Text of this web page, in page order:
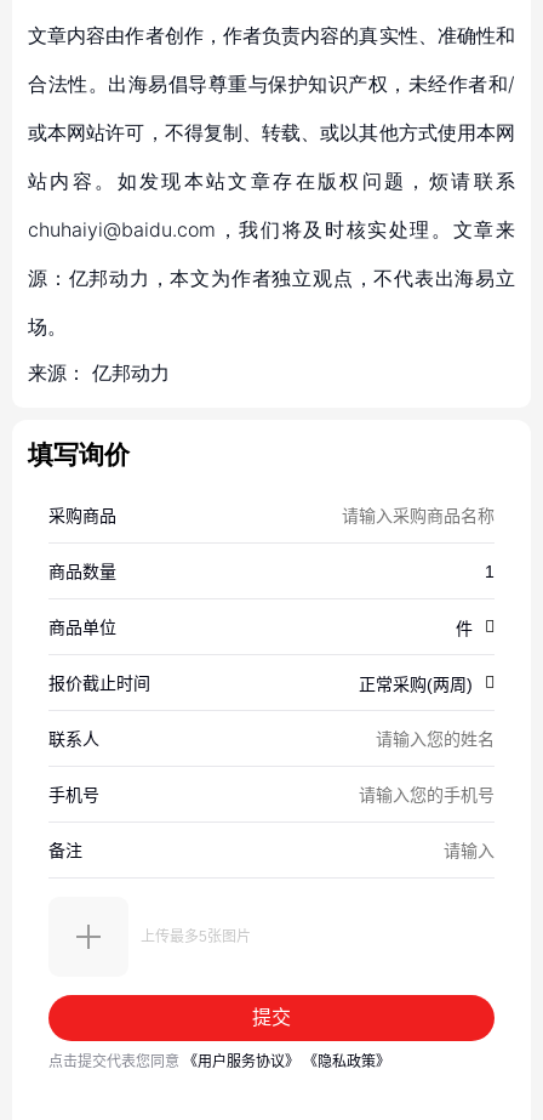
文章内容由作者创作，作者负责内容的真实性、准确性和
合法性。出海易倡导尊重与保护知识产权，未经作者和/
或本网站许可，不得复制、转载、或以其他方式使用本网
站内容。如发现本站文章存在版权问题，烦请联系
chuhaiyi@baidu.com，我们将及时核实处理。文章来
源：亿邦动力，本文为作者独立观点，不代表出海易立
场。
来源： 亿邦动力
填写询价